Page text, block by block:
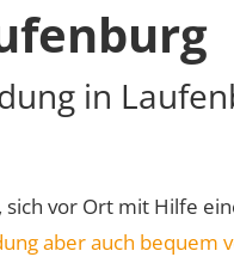
in
vor Ort mit Hilfe
aber auch bequem